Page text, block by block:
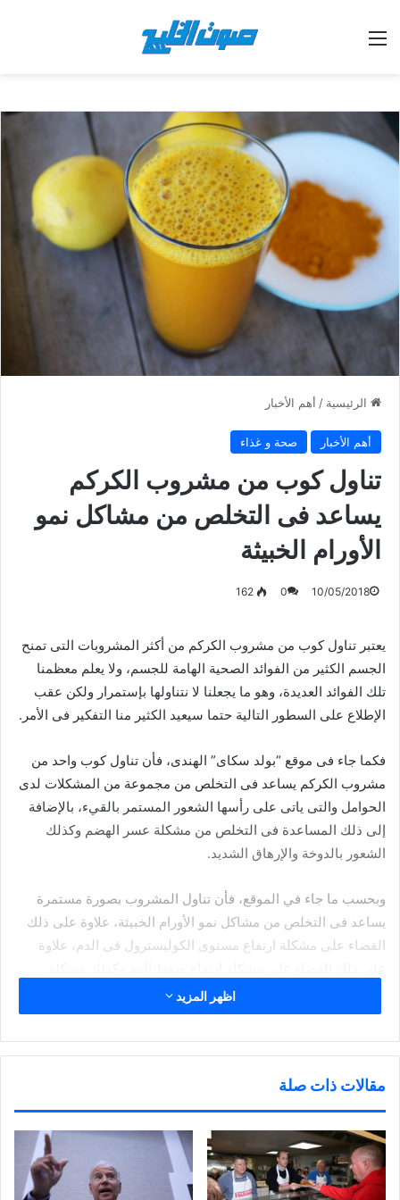
القائمة
الرئيسية / أهم الأخبار
أهم الأخبار صحة و غذاء
تناول كوب من مشروب الكركم
يساعد فى التخلص من مشاكل نمو
الأورام الخبيثة
10/05/2018
0
162
يعتبر تناول كوب من مشروب الكركم من أكثر المشروبات التى تمنح
الجسم الكثير من الفوائد الصحية الهامة للجسم، ولا يعلم معظمنا
تلك الفوائد العديدة، وهو ما يجعلنا لا نتناولها بإستمرار ولكن عقب
الإطلاع على السطور التالية حتما سيعيد الكثير منا التفكير فى الأمر.
فكما جاء فى موقع “بولد سكاى” الهندى، فأن تناول كوب واحد من
مشروب الكركم يساعد فى التخلص من مجموعة من المشكلات لدى
الحوامل والتى ياتى على رأسها الشعور المستمر بالقيء، بالإضافة
إلى ذلك المساعدة فى التخلص من مشكلة عسر الهضم وكذلك
الشعور بالدوخة والإرهاق الشديد.
وبحسب ما جاء في الموقع، فأن تناول المشروب بصورة مستمرة
يساعد فى التخلص من مشاكل نمو الأورام الخبيثة، علاوة على ذلك
القضاء على مشكلة ارتفاع مستوى الكوليسترول فى الدم، علاوة
شارك هذا الموضوع:
ض
غ
ل
ط
ب
ا
ع
ة
(
ض
غ
ل
م
ش
ا
ر
ك
ة
ل
ش
ا
ر
ك
ة
ل
ش
ا
ر
ك
ة
مرتبط
اظهر المزيد
مقالات ذات صلة